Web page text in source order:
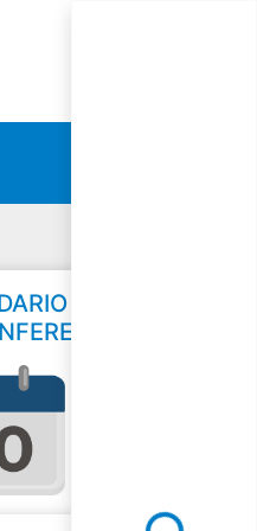
CORSI